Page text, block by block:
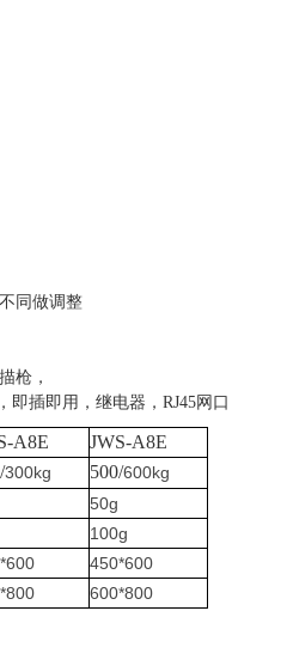
同做调整
枪，
， 即插即用，继电器 ， RJ45网口
A8E JWS-A8E
300kg 500/600kg
50g
100g
450*600
600*800